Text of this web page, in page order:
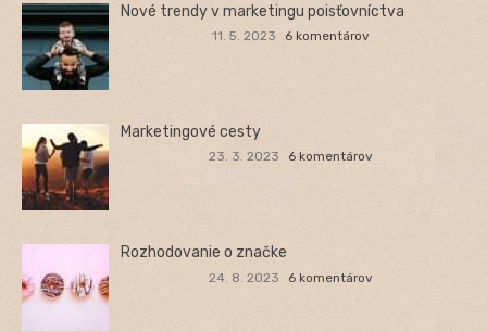
Nové trendy v marketingu poisťovníctva
11. 5. 2023 6 komentárov
Marketingové cesty
23. 3. 2023 6 komentárov
Rozhodovanie o značke
24. 8. 2023 6 komentárov